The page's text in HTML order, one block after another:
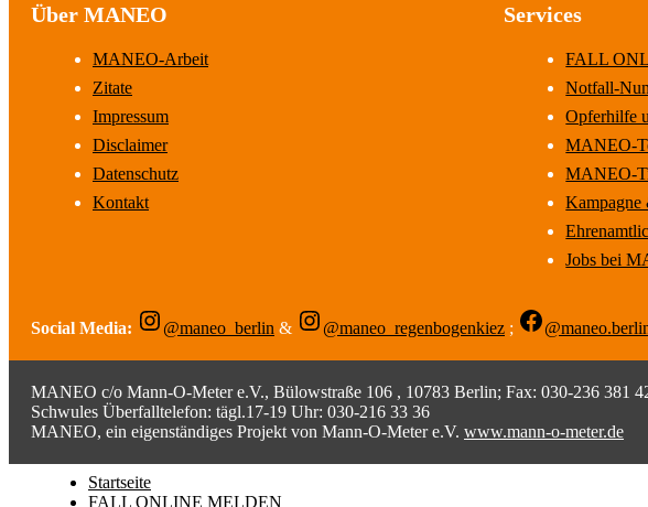
Über MANEO
MANEO-Arbeit
Zitate
Impressum
Disclaimer
Datenschutz
Kontakt
Services
FALL
Notfall-
Opferhilfe
MANEO-
MANEO-
Jobs bei
Social Media: @maneo_berlin & @maneo_regenbogenkiez ;
MANEO c/o Mann-O-Meter e.V., Bülowstraße 106 , 10783 Berlin; Fax: 030-236 381
Schwules Überfalltelefon: tägl.17-19 Uhr: 030-216 33 36
MANEO, ein eigenständiges Projekt von Mann-O-Meter e.V. www.mann-o-meter.de
Startseite
FALL ONLINE MELDEN